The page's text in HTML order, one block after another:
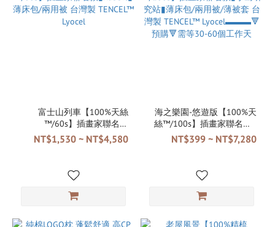
富士山列車【100%天絲
™/60s】插畫家聯名款
▮Rabbit▮薄床包/兩用被 台灣
製 TENCEL™ Lyocel
NT$1,530 ~ NT$4,580
海之樂園-悠遊版【100%天
絲™/100s】插畫家聯名款▮
小島研究站▮薄床包/兩用被/
薄被套 台灣製 TENCEL™
30-60個工作天
NT$399 ~ NT$7,280